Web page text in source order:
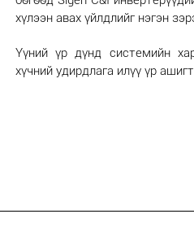
хүлээн авах үйлдлийг нэгэн
Үүний үр дүнд системийн
хүчний удирдлага илүү үр